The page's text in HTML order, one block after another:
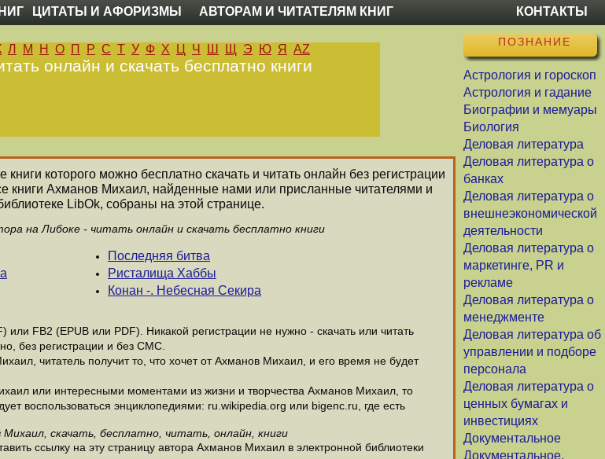
ЦИТАТЫ И АФОРИЗМЫ АВТОРАМ И ЧИТАТЕЛЯМ КНИГ КОНТАКТЫ
ПОЗНАНИЕ
Астрология и гороскоп
Астрология и гадание
Биографии и мемуары
Биология
Деловая литература
Деловая литература о
банках
Деловая литература о
внешнеэкономической
деятельности
Деловая литература о
маркетинге, PR и
рекламе
Деловая литература о
менеджменте
Деловая литература об
управлении и подборе
персонала
Деловая литература о
ценных бумагах и
инвестициях
Документальное
Документальное,
Л М Н О П Р С Т У Ф Х Ц Ч Ш Щ Э Ю Я AZ
онлайн и скачать бесплатно книги
книги которого можно бесплатно скачать и читать онлайн без регистрации
книги Ахманов Михаил, найденные нами или присланные читателями и
LibOk, собраны на этой странице.
на Либоке - читать онлайн и скачать бесплатно книги
Последняя битва
Ристалища Хаббы
Конан -. Небесная Секира
FB2 (EPUB или PDF). Никакой регистрации не нужно - скачать или читать
без регистрации и без СМС.
читатель получит то, что хочет от Ахманов Михаил, и его время не будет
или интересными моментами из жизни и творчества Ахманов Михаил, то
воспользоваться энциклопедиями: ru.wikipedia.org или bigenc.ru, где есть
Михаил, скачать, бесплатно, читать, онлайн, книги
ссылку на эту страницу автора Ахманов Михаил в электронной библиотеки